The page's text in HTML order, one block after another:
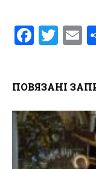
F
b
o
o
k
T
er
E
ПОВЯЗАНІ